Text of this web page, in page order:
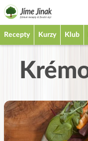
Recepty Kurzy Klub